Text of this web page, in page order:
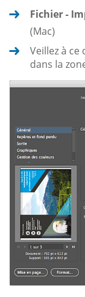
Fichier -
(Mac)
Veillez à ce
dans la